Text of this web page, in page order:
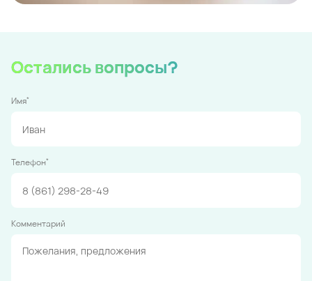
Остались вопросы?
Имя*
Телефон*
Комментарий